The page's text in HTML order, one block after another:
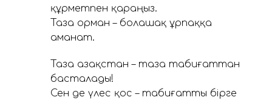
құрметпен қараңыз.
Таза орман – болашақ ұрпаққа
аманат.
Таза Қазақстан – таза табиғаттан
басталады!
Сен де үлес қос – табиғатты бірге